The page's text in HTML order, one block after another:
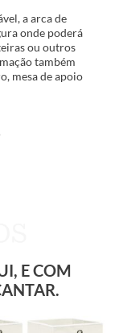
a arca de
onde poderá
ou outros
também
mesa de apoio
E COM